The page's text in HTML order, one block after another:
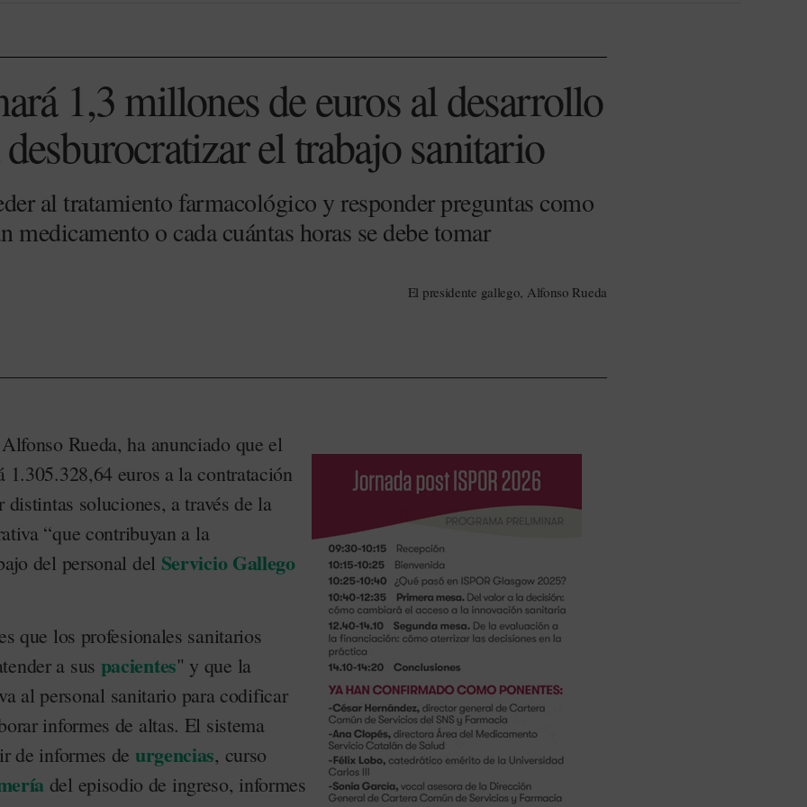
1,3 millones de euros al desarrollo
el trabajo sanitario
al tratamiento farmacológico y responder preguntas como
medicamento o cada cuántas horas se debe tomar
El presidente gallego, Alfonso Rueda
Rueda, ha anunciado que el
euros a la contratación
soluciones, a través de la
“que contribuyan a la
del personal del Servicio Gallego
que los profesionales sanitarios
a sus pacientes" y que la
al personal sanitario para codificar
informes de altas. El sistema
de informes de urgencias, curso
del episodio de ingreso, informes